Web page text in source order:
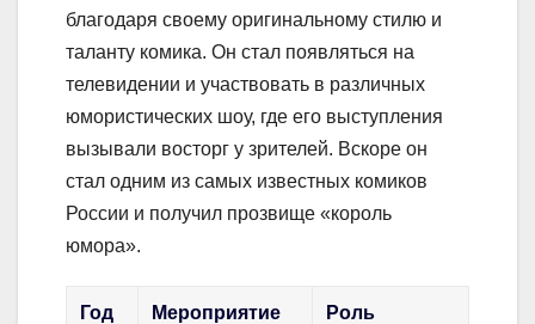
благодаря своему оригинальному стилю и
таланту комика. Он стал появляться на
телевидении и участвовать в различных
юмористических шоу, где его выступления
вызывали восторг у зрителей. Вскоре он
стал одним из самых известных комиков
России и получил прозвище «король
юмора».
Год Мероприятие Роль